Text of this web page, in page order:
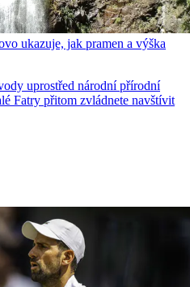
ukazuje, jak pramen a výška
uprostřed národní přírodní
Fatry přitom zvládnete navštívit